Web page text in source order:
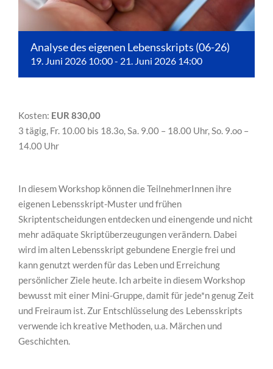
Analyse des eigenen Lebensskripts (06-26)
19. Juni 2026 10:00- 21. Juni 2026 14:00
Kosten: EUR 830,00
3 tägig, Fr. 10.00 bis 18.3o, Sa. 9.00 – 18.00 Uhr, So. 9.oo –
14.00 Uhr
In diesem Workshop können die TeilnehmerInnen ihre
eigenen Lebensskript-Muster und frühen
Skriptentscheidungen entdecken und einengende und nicht
mehr adäquate Skriptüberzeugungen verändern. Dabei
wird im alten Lebensskript gebundene Energie frei und
kann genutzt werden für das Leben und Erreichung
persönlicher Ziele heute. Ich arbeite in diesem Workshop
bewusst mit einer Mini-Gruppe, damit für jede*n genug Zeit
und Freiraum ist. Zur Entschlüsselung des Lebensskripts
verwende ich kreative Methoden, u.a. Märchen und
Geschichten.